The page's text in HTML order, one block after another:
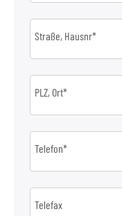
Straße, Hausnr*
PLZ, Ort*
Telefon*
Telefax